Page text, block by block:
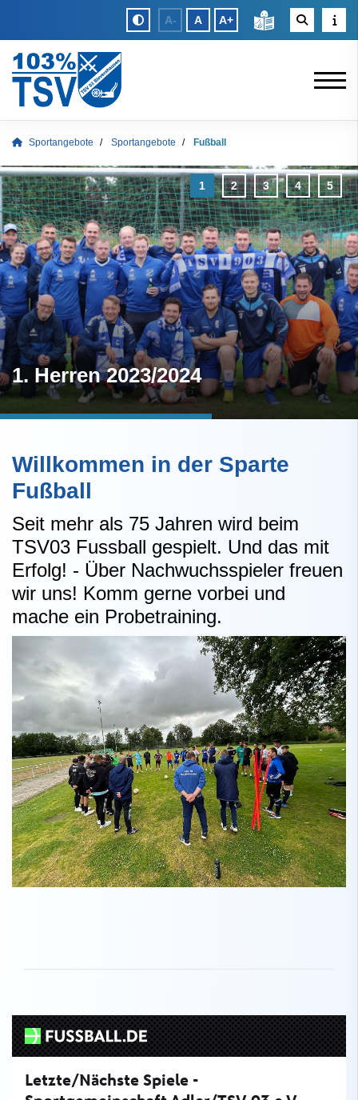
A- A A+
Sportangebote Sportangebote Fußball
1. Herren 2023/2024
Willkommen in der Sparte
Fußball
Seit mehr als 75 Jahren wird beim
TSV03 Fussball gespielt. Und das mit
Erfolg! - Über Nachwuchsspieler freuen
wir uns! Komm gerne vorbei und
mache ein Probetraining.